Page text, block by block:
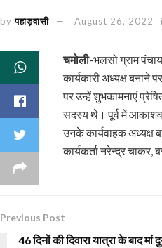
by पहाड़वासी August 26, 2022
चमोली-भलसो ग्राम
कार्यकारी अध्यक्ष बनाने
पर उन्हें शुभकामनाएं
सदस्य थे। पूर्व में
उनके कार्यवाहक अध्यक्ष
कार्यकर्ता नरेन्द्र
Previous Post
46 दिनों की दिवारा यात्रा के बाद मां